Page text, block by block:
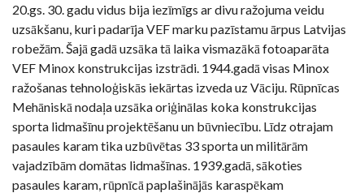
20.gs. 30. gadu vidus bija iezīmīgs ar divu ražojuma veidu
uzsākšanu, kuri padarīja VEF marku pazīstamu ārpus Latvijas
robežām. Šajā gadā uzsāka tā laika vismazākā fotoaparāta
VEF Minox konstrukcijas izstrādi. 1944.gadā visas Minox
ražošanas tehnoloģiskās iekārtas izveda uz Vāciju. Rūpnīcas
Mehāniskā nodaļa uzsāka oriģinālas koka konstrukcijas
sporta lidmašīnu projektēšanu un būvniecību. Līdz otrajam
pasaules karam tika uzbūvētas 33 sporta un militārām
vajadzībām domātas lidmašīnas. 1939.gadā, sākoties
pasaules karam, rūpnīcā paplašinājās karaspēkam